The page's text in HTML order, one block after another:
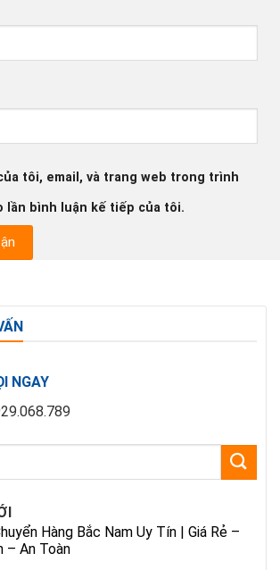
tôi, email, và trang web trong trình
lần bình luận kế tiếp của tôi.
NGAY
Hàng Bắc Nam Uy Tín | Giá Rẻ –
– An Toàn